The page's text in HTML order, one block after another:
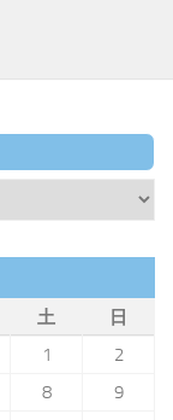
土
日
1
2
8
9